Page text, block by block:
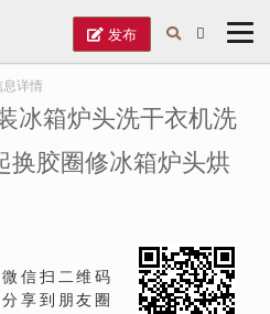
发布
息详情
冰箱炉头洗干衣机洗
换胶圈修冰箱炉头烘
微信扫二维码
分享到朋友圈